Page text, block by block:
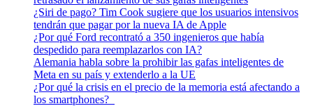
¿Siri de pago? Tim Cook sugiere que los usuarios intensivos
tendrán que pagar por la nueva IA de Apple
¿Por qué Ford recontrató a 350 ingenieros que había
despedido para reemplazarlos con IA?
Alemania habla sobre la prohibir las gafas inteligentes de
Meta en su país y extenderlo a la UE
¿Por qué la crisis en el precio de la memoria está afectando a
los smartphones?